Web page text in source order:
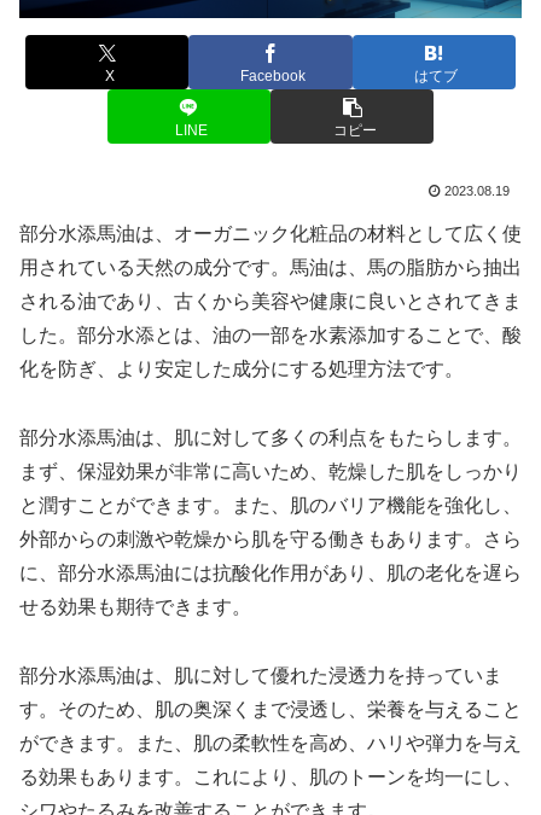
X Facebook はてブ
LINE コピー
2023.08.19
部分水添馬油は、オーガニック化粧品の材料として広く使
用されている天然の成分です。馬油は、馬の脂肪から抽出
される油であり、古くから美容や健康に良いとされてきま
した。部分水添とは、油の一部を水素添加することで、酸
化を防ぎ、より安定した成分にする処理方法です。
部分水添馬油は、肌に対して多くの利点をもたらします。
まず、保湿効果が非常に高いため、乾燥した肌をしっかり
と潤すことができます。また、肌のバリア機能を強化し、
外部からの刺激や乾燥から肌を守る働きもあります。さら
に、部分水添馬油には抗酸化作用があり、肌の老化を遅ら
せる効果も期待できます。
部分水添馬油は、肌に対して優れた浸透力を持っていま
す。そのため、肌の奥深くまで浸透し、栄養を与えること
ができます。また、肌の柔軟性を高め、ハリや弾力を与え
る効果もあります。これにより、肌のトーンを均一にし、
シワやたるみを改善することができます。